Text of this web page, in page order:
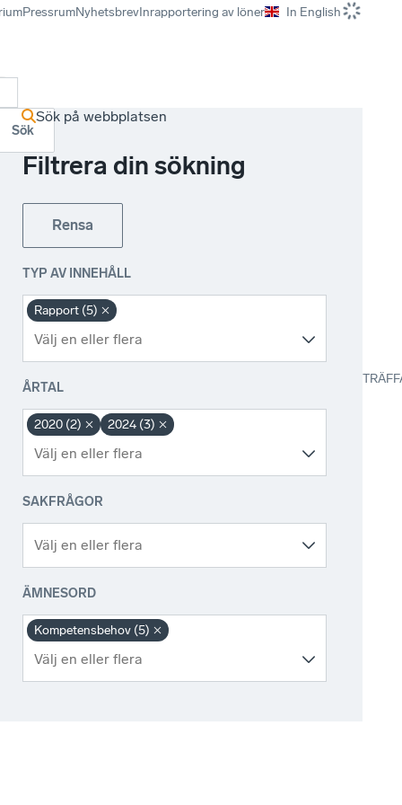
PressrumNyhetsbrevInrapportering av löner In English
Sök på webbplatsen
Filtrera din sökning
Rensa
TYP AV INNEHÅLL
Rapport (5)
ÅRTAL
2020 (2) 2024 (3)
SAKFRÅGOR
ÄMNESORD
Kompetensbehov (5)
Sök